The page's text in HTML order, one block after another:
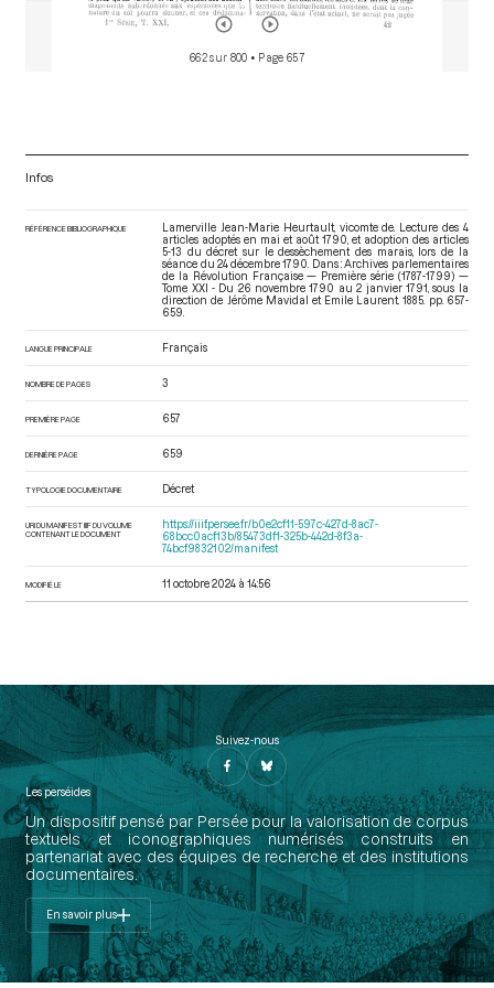
662 sur 800 • Page 657
Infos
RÉFÉRENCE BIBLIOGRAPHIQUE
Lamerville Jean-Marie Heurtault, vicomte de. Lecture des 4
articles adoptés en mai et août 1790, et adoption des articles
5-13 du décret sur le dessèchement des marais, lors de la
séance du 24 décembre 1790. Dans : Archives parlementaires
de la Révolution Française — Première série (1787-1799) —
Tome XXI - Du 26 novembre 1790 au 2 janvier 1791 , sous la
direction de Jérôme Mavidal et Emile Laurent. 1885. pp. 657-
659.
LANGUE PRINCIPALE Français
NOMBRE DE PAGES 3
PREMIÈRE PAGE 657
DERNIÈRE PAGE 659
TYPOLOGIE DOCUMENTAIRE Décret
URI DU MANIFEST IIIF DU VOLUME
CONTENANT LE DOCUMENT
https://iiif.persee.fr/b0e2cf11-597c-427d-8ac7-
68bcc0acf13b/85473df1-325b-442d-8f3a-
74bcf9832102/manifest
MODIFIÉ LE 11 octobre 2024 à 14:56
Suivez-nous
Les perséides
Un dispositif pensé par Persée pour la valorisation de corpus
textuels et iconographiques numérisés construits en
partenariat avec des équipes de recherche et des institutions
documentaires.
En savoir plus